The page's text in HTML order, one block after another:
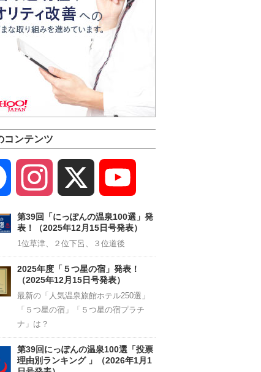
コンテンツ
Facebook Instagram
Channel
第39回「にっぽんの温泉100選」発
表！（2025年12月15日号発表）
1位草津、２位下呂、３位道後
2025年度「５つ星の宿」発表！
（2025年12月15日号発表）
最新の「人気温泉旅館ホテル250選」
「５つ星の宿」「５つ星の宿プラチ
ナ」は？
第39回にっぽんの温泉100選「投票
理由別ランキング 」（2026年1月1